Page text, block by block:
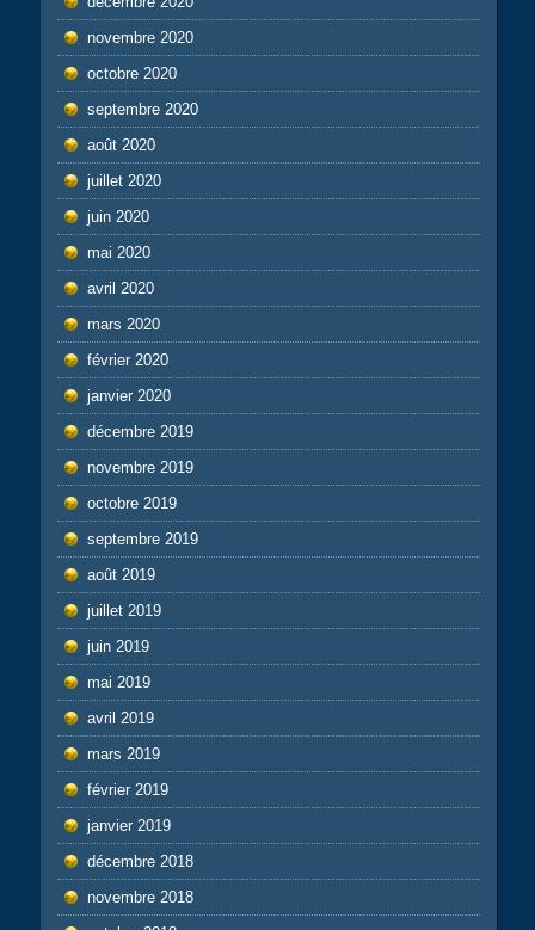
novembre 2020
octobre 2020
septembre 2020
août 2020
juillet 2020
juin 2020
mai 2020
avril 2020
mars 2020
février 2020
janvier 2020
décembre 2019
novembre 2019
octobre 2019
septembre 2019
août 2019
juillet 2019
juin 2019
mai 2019
avril 2019
mars 2019
février 2019
janvier 2019
décembre 2018
novembre 2018